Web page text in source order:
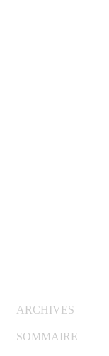
ARCHIVES
SOMMAIRE